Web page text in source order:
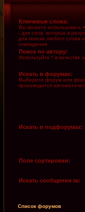
Ключевые слова:
Вы можете использовать +
- для слов, которых в
для поиска любого слова
совпадения.
Поиск по автору:
Используйте * в качестве
Искать в форумах:
Выберите форум или
производится
Искать в подфорумах:
Поле сортировки:
Искать сообщения за:
Список форумов